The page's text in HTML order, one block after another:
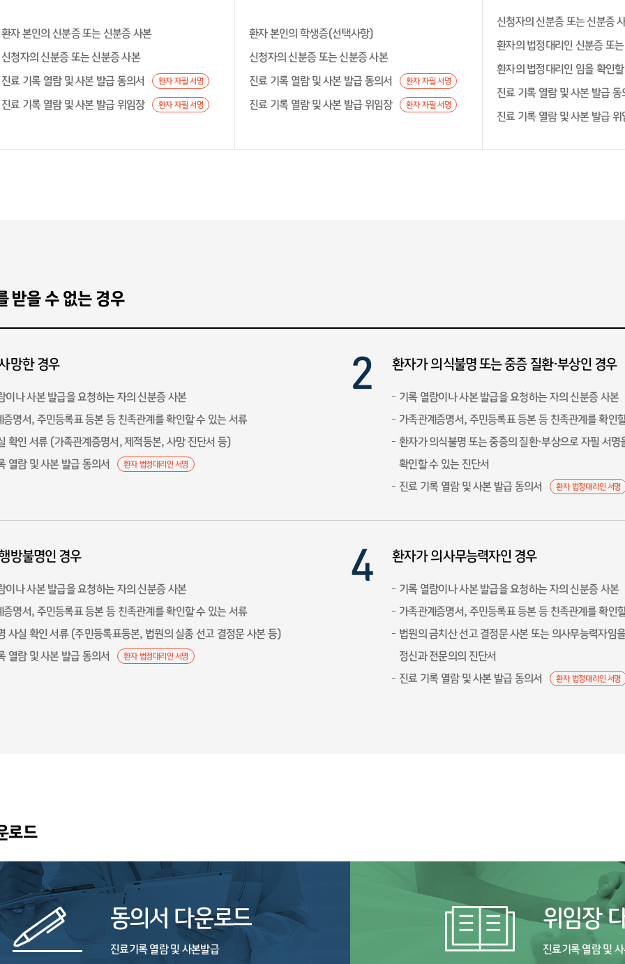
환자 본인의 신분증 또는 신분증 사본
신청자의 신분증 또는 신분증 사본
진료 기록 열람 및 사본 발급 동의서
환자 자필 서명
진료 기록 열람 및 사본 발급 위임장 환자 자필 서명
환자 본인의 학생증(선택사항)
신청자의 신분증 또는 신분증 사본
진료 기록 열람 및 사본 발급 동의서
환자 자필 서명
진료 기록 열람 및 사본 발급 위임장 환자 자필 서명
신청자의 신분증 또는 신분증
환자의 법정대리인 신분증 또
환자의 법정대리인 임을 확인
진료 기록 열람 및 사본 발급 동
진료 기록 열람 및 사본 발급 위
받을 수 없는 경우
망한 경우
이나 사본 발급을 요청하는 자의 신분증 사본
증명서, 주민등록표 등본 등 친족관계를 확인할 수 있는 서류
확인 서류 (가족관계증명서, 제적등본, 사망 진단서 등)
열람 및 사본 발급 동의서
환자 법정대리인 서명
환자가 의식불명 또는 중증 질환·부상인 경우
기록 열람이나 사본 발급을 요청하는 자의 신분증 사본
가족관계증명서, 주민등록표 등본 등 친족관계를 확인
환자가 의식불명 또는 중증의 질환·부상으로 자필 서명
확인할 수 있는 진단서
진료 기록 열람 및 사본 발급 동의서
환자 법정대리인 서명
방불명인 경우
이나 사본 발급을 요청하는 자의 신분증 사본
증명서, 주민등록표 등본 등 친족관계를 확인할 수 있는 서류
사실 확인 서류 (주민등록표등본, 법원의 실종 선고 결정문 사본 등)
열람 및 사본 발급 동의서
환자 법정대리인 서명
환자가 의사무능력자인 경우
기록 열람이나 사본 발급을 요청하는 자의 신분증 사본
가족관계증명서, 주민등록표 등본 등 친족관계를 확인
법원의 금치산 선고 결정문 사본 또는 의사무능력자임
정신과 전문의의 진단서
진료 기록 열람 및 사본 발급 동의서
환자 법정대리인 서명
로드
동의서 다운로드
진료기록 열람 및 사본발급
위임장
진료기록 열람 및